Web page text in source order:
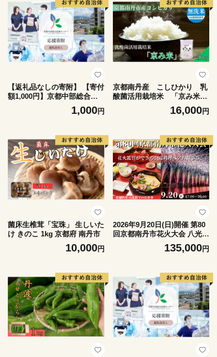
【返礼品なしの寄附】 【寄付
額1,000円】京都中部総合医
療センター ～地域の拠点病院
として、患者さん中心の良質
1,000円
京都南丹産 こしひかり 乳
酸菌活用栽培米 「京み米」
16,000円
菌床生椎茸「宝珠」 生しいた
け きのこ 1kg 京都府 南丹市
10,000円
2026年9月20日(日)開催 第80
回京都南丹市花火大会 八光館
花火鑑賞ができる会席料理ペ
135,000円